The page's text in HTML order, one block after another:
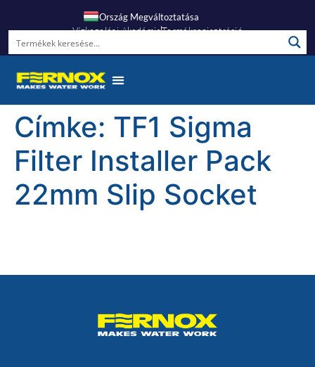
Ország Megváltoztatása
Vízkezelési AkadémiaTermékregisztráció
Címke: TF1 Sigma
Filter Installer Pack
22mm Slip Socket